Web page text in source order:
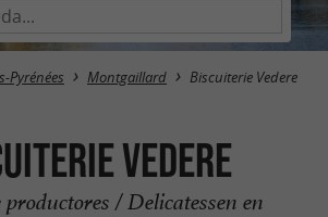
Pyrénées Montgaillard Biscuiterie Vedere
Vedere
productores / Delicatessen en